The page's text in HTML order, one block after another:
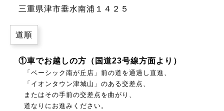
三重県津市垂水南浦１４２５
道順
①車でお越しの方（国道23号線方面より）
「ベーシック南が丘店」前の道を通過し直進、
「イオンタウン津城山」のある交差点、
またはその手前の交差点を曲がり、
道なりにお進みください。